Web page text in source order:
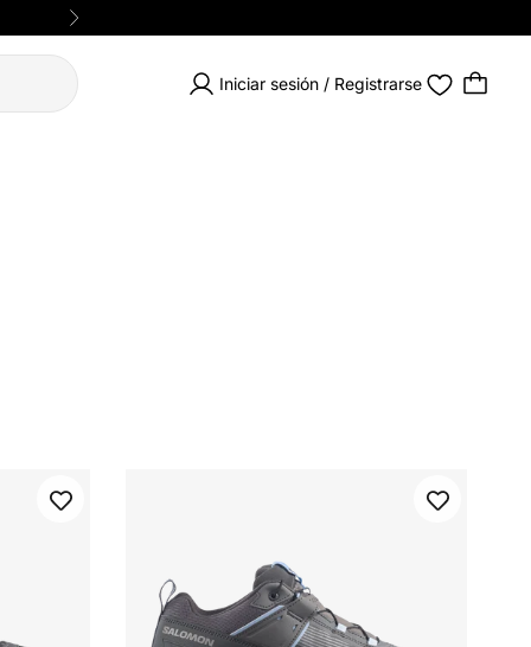
Siguiente
Iniciar sesión / Registrarse